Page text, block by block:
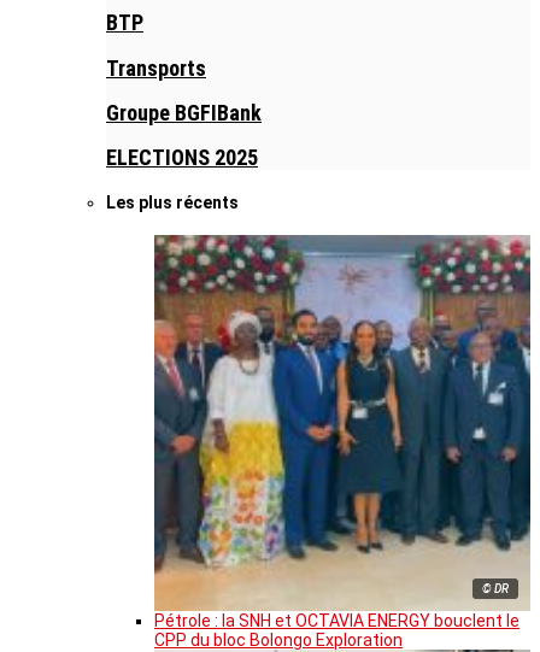
BTP
Transports
Groupe BGFIBank
ELECTIONS 2025
Les plus récents
© DR
Pétrole : la SNH et OCTAVIA ENERGY bouclent le
CPP du bloc Bolongo Exploration